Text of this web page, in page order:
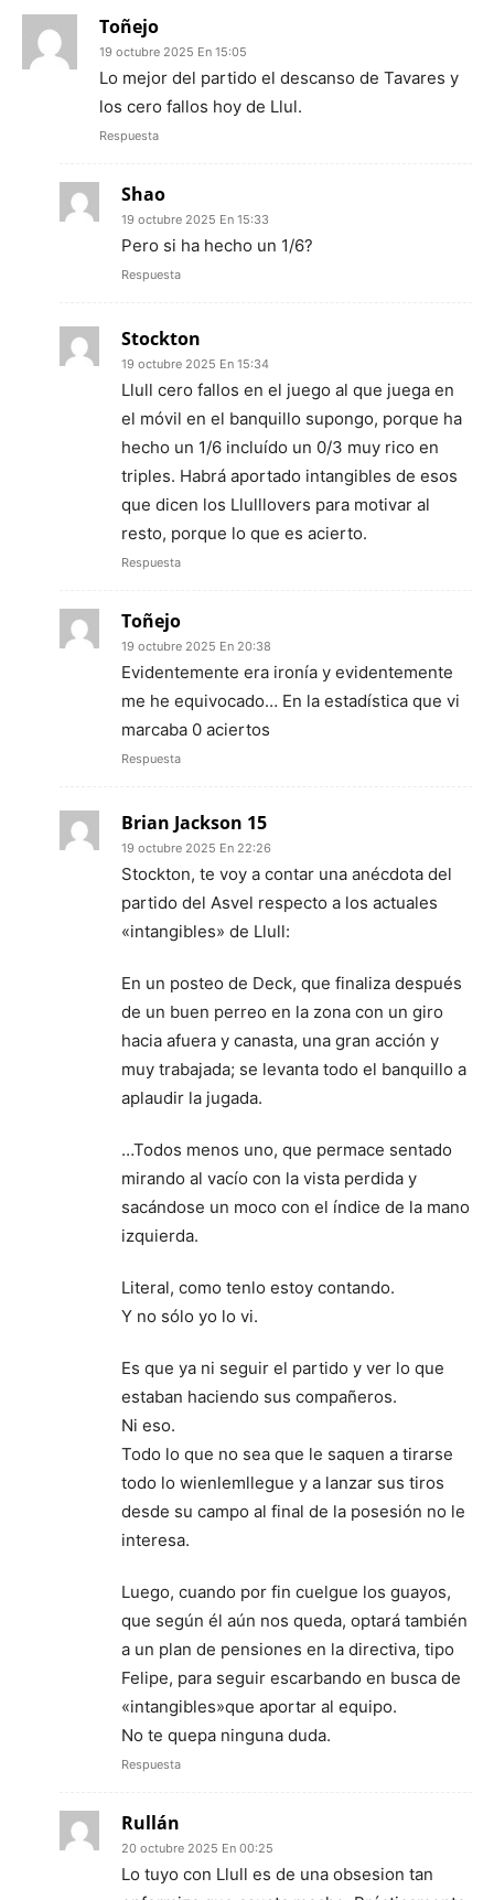
Toñejo
19 octubre 2025 En 15:05
Lo mejor del partido el descanso de Tavares y
los cero fallos hoy de Llul.
Respuesta
Shao
19 octubre 2025 En 15:33
Pero si ha hecho un 1/6?
Respuesta
Stockton
19 octubre 2025 En 15:34
Llull cero fallos en el juego al que juega en
el móvil en el banquillo supongo, porque ha
hecho un 1/6 incluído un 0/3 muy rico en
triples. Habrá aportado intangibles de esos
que dicen los Llulllovers para motivar al
resto, porque lo que es acierto.
Respuesta
Toñejo
19 octubre 2025 En 20:38
Evidentemente era ironía y evidentemente
me he equivocado… En la estadística que vi
marcaba 0 aciertos
Respuesta
Brian Jackson 15
19 octubre 2025 En 22:26
Stockton, te voy a contar una anécdota del
partido del Asvel respecto a los actuales
«intangibles» de Llull:
En un posteo de Deck, que finaliza después
de un buen perreo en la zona con un giro
hacia afuera y canasta, una gran acción y
muy trabajada; se levanta todo el banquillo a
aplaudir la jugada.
…Todos menos uno, que permace sentado
mirando al vacío con la vista perdida y
sacándose un moco con el índice de la mano
izquierda.
Literal, como tenlo estoy contando.
Y no sólo yo lo vi.
Es que ya ni seguir el partido y ver lo que
estaban haciendo sus compañeros.
Ni eso.
Todo lo que no sea que le saquen a tirarse
todo lo wienlemllegue y a lanzar sus tiros
desde su campo al final de la posesión no le
interesa.
Luego, cuando por fin cuelgue los guayos,
que según él aún nos queda, optará también
a un plan de pensiones en la directiva, tipo
Felipe, para seguir escarbando en busca de
«intangibles»que aportar al equipo.
No te quepa ninguna duda.
Respuesta
Rullán
20 octubre 2025 En 00:25
Lo tuyo con Llull es de una obsesion tan